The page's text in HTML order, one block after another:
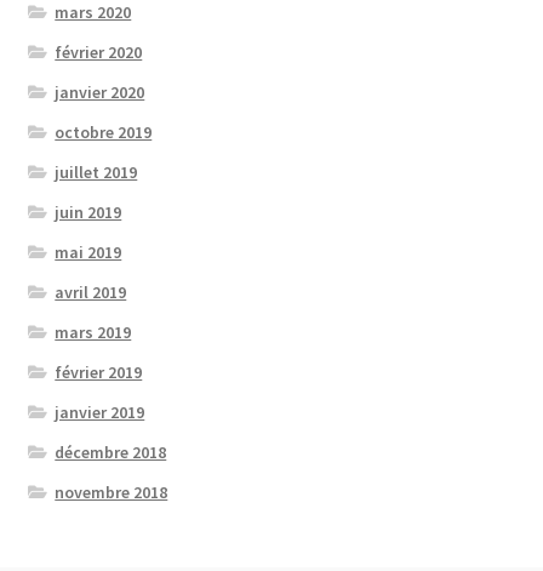
mars 2020
février 2020
janvier 2020
octobre 2019
juillet 2019
juin 2019
mai 2019
avril 2019
mars 2019
février 2019
janvier 2019
décembre 2018
novembre 2018